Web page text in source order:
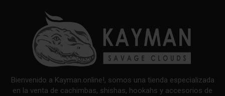
Bienvenido a Kayman.online!, somos una tienda especializada
en la venta de cachimbas, shishas, hookahs y accesorios de